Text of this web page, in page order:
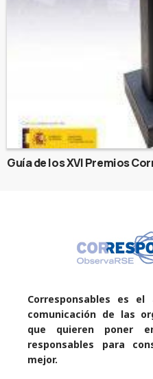
Guía de los XVI Premios
Corresponsables es
comunicación de las
que quieren poner
responsables para
mejor.